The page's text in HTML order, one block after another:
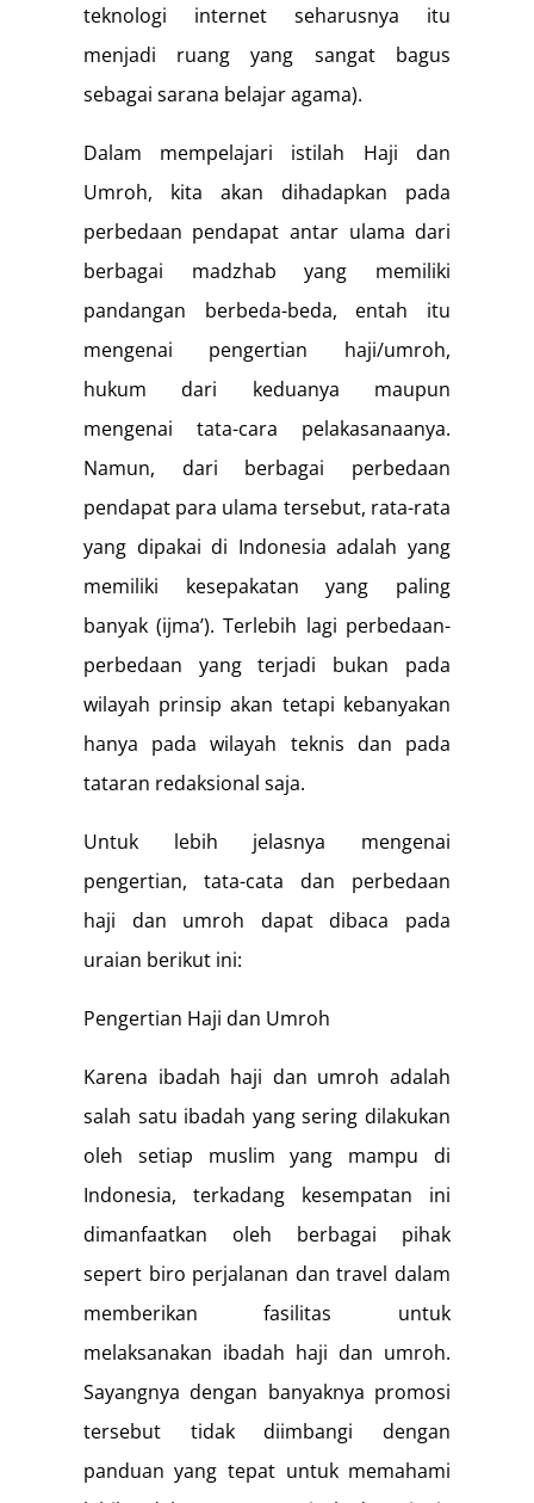
teknologi internet seharusnya itu
menjadi ruang yang sangat bagus
sebagai sarana belajar agama).
Dalam mempelajari istilah Haji dan
Umroh, kita akan dihadapkan pada
perbedaan pendapat antar ulama dari
berbagai madzhab yang memiliki
pandangan berbeda-beda, entah itu
mengenai pengertian haji/umroh,
hukum dari keduanya maupun
mengenai tata-cara pelakasanaanya.
Namun, dari berbagai perbedaan
pendapat para ulama tersebut, rata-rata
yang dipakai di Indonesia adalah yang
memiliki kesepakatan yang paling
banyak (ijma’). Terlebih lagi perbedaan-
perbedaan yang terjadi bukan pada
wilayah prinsip akan tetapi kebanyakan
hanya pada wilayah teknis dan pada
tataran redaksional saja.
Untuk lebih jelasnya mengenai
pengertian, tata-cata dan perbedaan
haji dan umroh dapat dibaca pada
uraian berikut ini:
Pengertian Haji dan Umroh
Karena ibadah haji dan umroh adalah
salah satu ibadah yang sering dilakukan
oleh setiap muslim yang mampu di
Indonesia, terkadang kesempatan ini
dimanfaatkan oleh berbagai pihak
sepert biro perjalanan dan travel dalam
memberikan fasilitas untuk
melaksanakan ibadah haji dan umroh.
Sayangnya dengan banyaknya promosi
tersebut tidak diimbangi dengan
panduan yang tepat untuk memahami